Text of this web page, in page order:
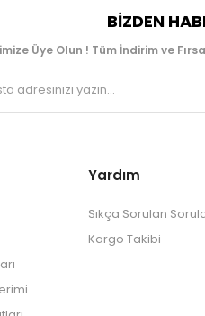
BIZDEN
Üye Olun ! Tüm İndirim ve
Yardım
Sıkça Sorulan
Kargo Takibi